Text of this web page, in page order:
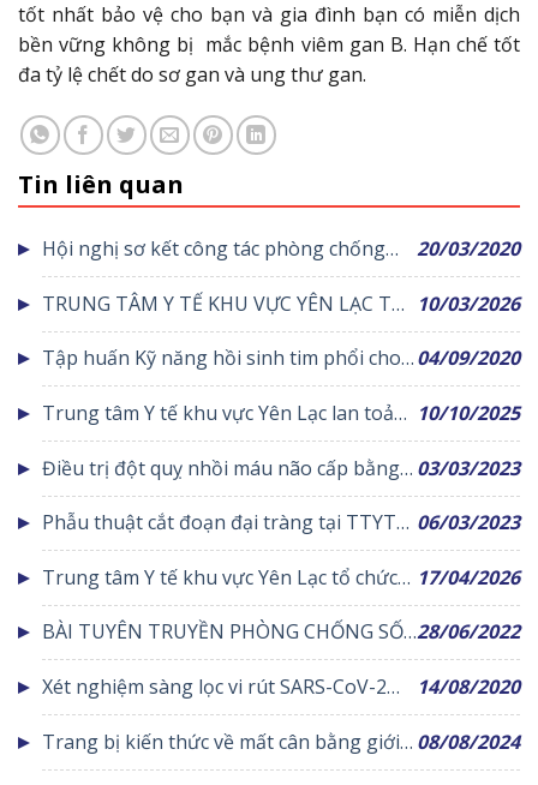
tốt nhất bảo vệ cho bạn và gia đình bạn có miễn dịch
bền vững không bị mắc bệnh viêm gan B. Hạn chế tốt
đa tỷ lệ chết do sơ gan và ung thư gan.
Tin liên quan
Hội nghị sơ kết công tác phòng chống
dịch bệnh Covid-19 tỉnh Vĩnh Phúc
20/03/2020
TRUNG TÂM Y TẾ KHU VỰC YÊN LẠC TỔ
CHỨC SINH HOẠT KHOA HỌC VỀ ỨNG
DỤNG CỘNG HƯỞNG TỪ VÀ CHỤP CẮT
LỚP VI TÍNH TRONG CHẨN ĐOÁN LÂM
SÀNG
10/03/2026
Tập huấn Kỹ năng hồi sinh tim phổi cho
người có bệnh đường hô hấp
04/09/2020
Trung tâm Y tế khu vực Yên Lạc lan toả
hành động xanh – Chung tay giảm thiểu
rác thựa nhựa
10/10/2025
Điều trị đột quỵ nhồi máu não cấp bằng
thuốc tiêu sợi huyết đường tĩnh mạch
03/03/2023
Phẫu thuật cắt đoạn đại tràng tại TTYT
huyện Yên Lạc
06/03/2023
Trung tâm Y tế khu vực Yên Lạc tổ chức
Lễ kết nạp Đảng viên mới
17/04/2026
BÀI TUYÊN TRUYỀN PHÒNG CHỐNG SỐT
XUẤT HUYẾT
28/06/2022
Xét nghiệm sàng lọc vi rút SARS-CoV-2
cho các trường hợp trở về từ vùng dịch
14/08/2020
Trang bị kiến thức về mất cân bằng giới
tính khi sinh cho đoàn viên thanh niên
08/08/2024